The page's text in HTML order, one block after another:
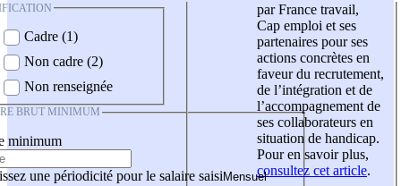
Cadre (1)
Non cadre (2)
Non renseignée
BRUT MINIMUM
minimum
une périodicité pour le salaire saisi
par France travail,
Cap emploi et ses
partenaires pour ses
actions concrètes en
faveur du recrutement,
de l’intégration et de
l’accompagnement de
ses collaborateurs en
situation de handicap.
Pour en savoir plus,
consultez cet article.